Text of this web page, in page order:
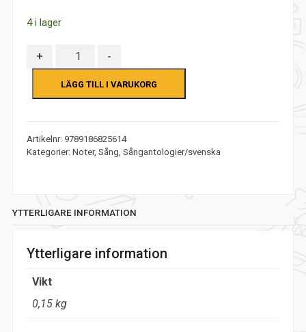
4 i lager
+ Antal -
LÄGG TILL I VARUKORG
Artikelnr: 9789186825614
Kategorier: Noter, Sång, Sångantologier/svenska
YTTERLIGARE INFORMATION
Ytterligare information
Vikt
0,15 kg